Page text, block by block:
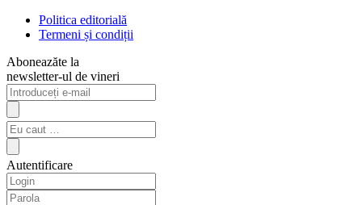
Politica editorială
Termeni și condiții
Aboneazăte la
newsletter-ul de vineri
Autentificare